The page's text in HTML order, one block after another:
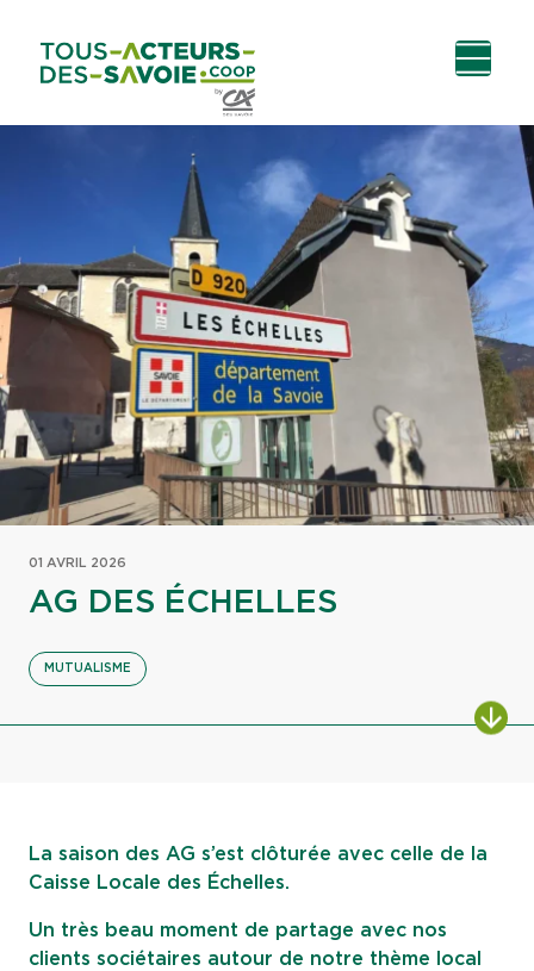
contenu
principal
01 AVRIL 2026
AG DES ÉCHELLES
MUTUALISME
La saison des AG s’est clôturée avec celle de la
Caisse Locale des Échelles.
Un très beau moment de partage avec nos
clients sociétaires autour de notre thème local